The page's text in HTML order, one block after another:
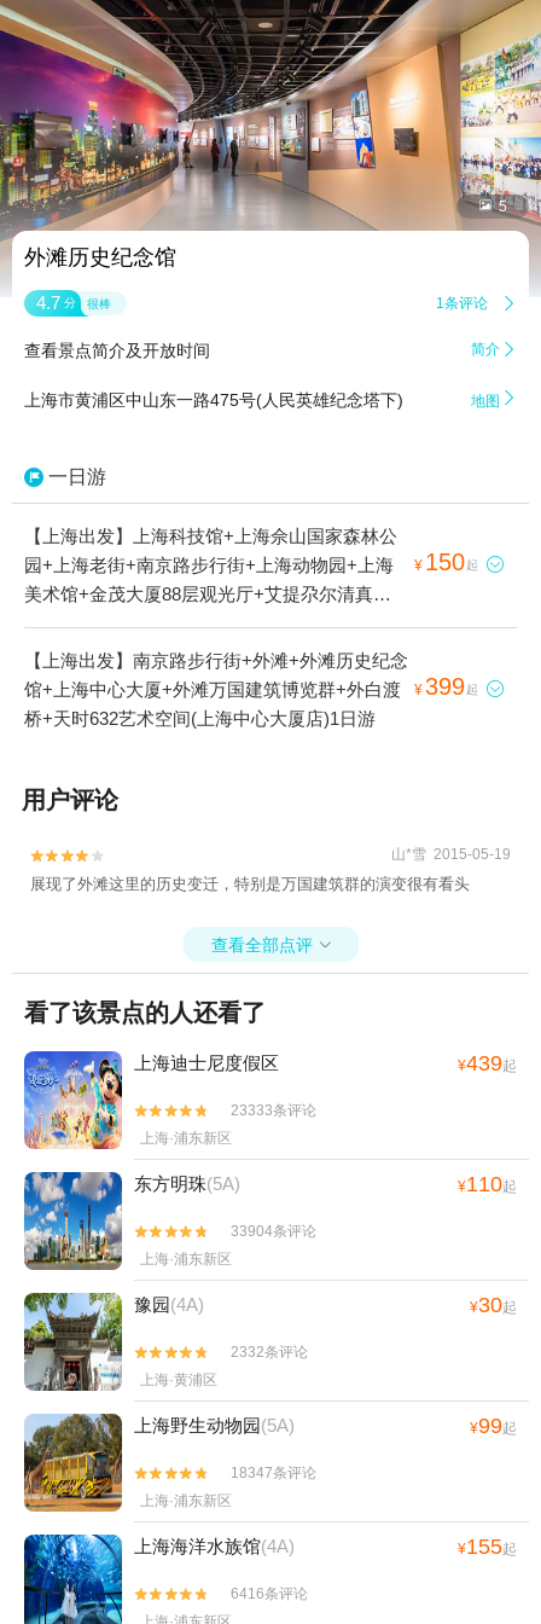
 5
外滩历史纪念馆
4.7 分 很棒 1条评论 
查看景点简介及开放时间 简介 
上海市黄浦区中山东一路475号(人民英雄纪念塔下) 地图 
一日游
【上海出发】上海科技馆+上海佘山国家森林公
园+上海老街+南京路步行街+上海动物园+上海
美术馆+金茂大厦88层观光厅+艾提尕尔清真寺
+上海欢乐谷+金山城市沙滩+上海鲜花港+上海
百枣园+上海文庙+上海影视乐园+东方明珠+上
海图书馆+上海佘山国家旅游度假区+长兴岛+东
方绿舟景区+豫园+外滩+上海总会+上海宋庆龄
+上海海洋水族馆+上海野生动物园+朱家角古镇
城隍庙+上海东林寺+浦江游览+上海都市菜园
+上海辰山植物园+西沙明珠湖景区+外滩历史纪
滩十八号+外滩情人墙+朱家角大清邮局+浦江玫
瑰园+闻道园+东方明珠码头·黄浦江游船+北京东
方明珠高尔夫+东方绿舟山湾CS基地+上海
WINE100葡萄酒会+上海接送机服务+豫·上海剧
院+上海东方明珠演艺剧场+金茂音乐厅+朱家角
水乐堂+上海—兰会所+上海之巅观光厅+豫园万
丽酒店（河南南路店）+上海龙之梦+上海
JOYPOLIS世嘉都市乐园+上海迪士尼度假区+长
兴岛郊野公园+上海薰衣草公园+迪士尼食品+东
方明珠公园+朱家角颂恩堂+黄浦江游览（东方明
珠码头）+滴水湖壹号码头+花开海上生态园+豫
园老街+迪士尼小镇+上海奇迹花园+广富林文化
遗址+上海迪士尼《美女与野兽》音乐剧+上海海
昌海洋公园+外滩寻梦·上海之歌+外滩休闲浴场
+上海万达瑞华酒店+上海豫园万丽酒店+上海万
达汽车乐园+东方明珠·奇梦爱丽丝之重回仙境
+豫园星空梦幻馆+豫园·海上梨园+浦江郊野公园
+趣味朱家角数字展厅+广富林古陶艺术馆+广富
林文化展示馆+广富林木艺展示馆+广富林考古遗
址展示馆+上海广富林奇石馆+上海之鱼直升机观
光+金茂大厦+金茂大厦云中漫步+海棠湖+上海
星空艺术馆（南京路旗舰店）+滴水湖+玉海棠景
区+浦江之首+玉海棠棠果乐园+上海玉海棠景区-
海棠左岸+印象光绘艺术馆+朱家角实景园林昆曲
¥ 150起 
【上海出发】南京路步行街+外滩+外滩历史纪念
馆+上海中心大厦+外滩万国建筑博览群+外白渡
桥+天时632艺术空间(上海中心大厦店)1日游
¥399起 
用户评论

 山*雪 2015-05-19
展现了外滩这里的历史变迁，特别是万国建筑群的演变很有看头
查看全部点评 
看了该景点的人还看了
上海迪士尼度假区 ¥439起


23333条评论
上海·浦东新区
东方明珠(5A) ¥110起


33904条评论
上海·浦东新区
豫园(4A) ¥30起


2332条评论
上海·黄浦区
上海野生动物园(5A) ¥99起


18347条评论
上海·浦东新区
上海海洋水族馆(4A) ¥155起


6416条评论
